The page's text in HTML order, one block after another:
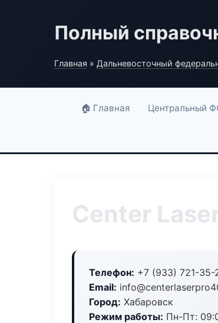
Полный
Главная » Дальневосточный
🏠 Главная Центральный
Center
Телефон: +7 (933) 721-35-
Email:
Город: Хабаровск
Режим работы: Пн-Пт: